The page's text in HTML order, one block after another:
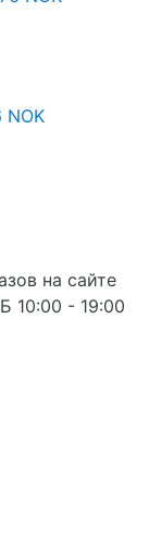
NOK
на сайте
10:00 - 19:00